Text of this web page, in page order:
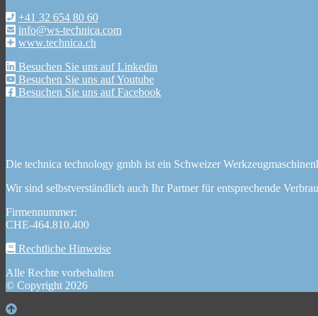
+41 32 654 80 60
info@ws-technica.com
www.technica.ch
Besuchen Sie uns auf Linkedin
Besuchen Sie uns auf Youtube
Besuchen Sie uns auf Facebook
Die technica technology gmbh ist ein Schweizer
Wir sind selbstverständlich auch Ihr Partner für entsprechende
Firmennummer:
CHE-464.810.400
Rechtliche Hinweise
Alle Rechte vorbehalten
© Copyright 2026